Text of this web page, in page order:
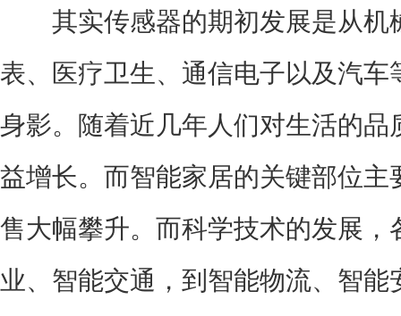
其实传感器的期初发展是从机
表、医疗卫生、通信电子以及汽
身影。随着近几年人们对生活的
益增长。而智能家居的关键部位
售大幅攀升。而科学技术的发展
业、智能交通，到智能物流、智